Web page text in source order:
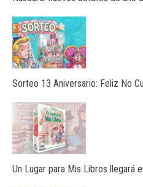
Sorteo 13 Aniversario: Feliz No
Un Lugar para Mis Libros llegará